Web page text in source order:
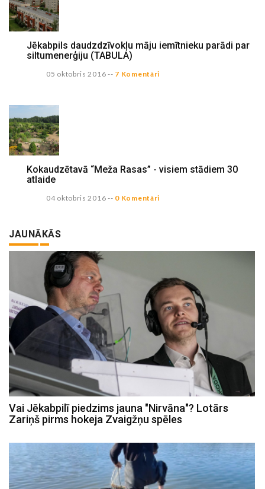
Jēkabpils daudzdzīvokļu māju iemītnieku parādi par
siltumenerģiju (TABULA)
05 oktobris 2016 -- 7 Komentāri
Kokaudzētavā “Meža Rasas” - visiem stādiem 30
atlaide
04 oktobris 2016 -- 0 Komentāri
JAUNĀKĀS
Vai Jēkabpilī piedzims jauna "Nirvāna"? Lotārs
Zariņš pirms hokeja Zvaigžņu spēles